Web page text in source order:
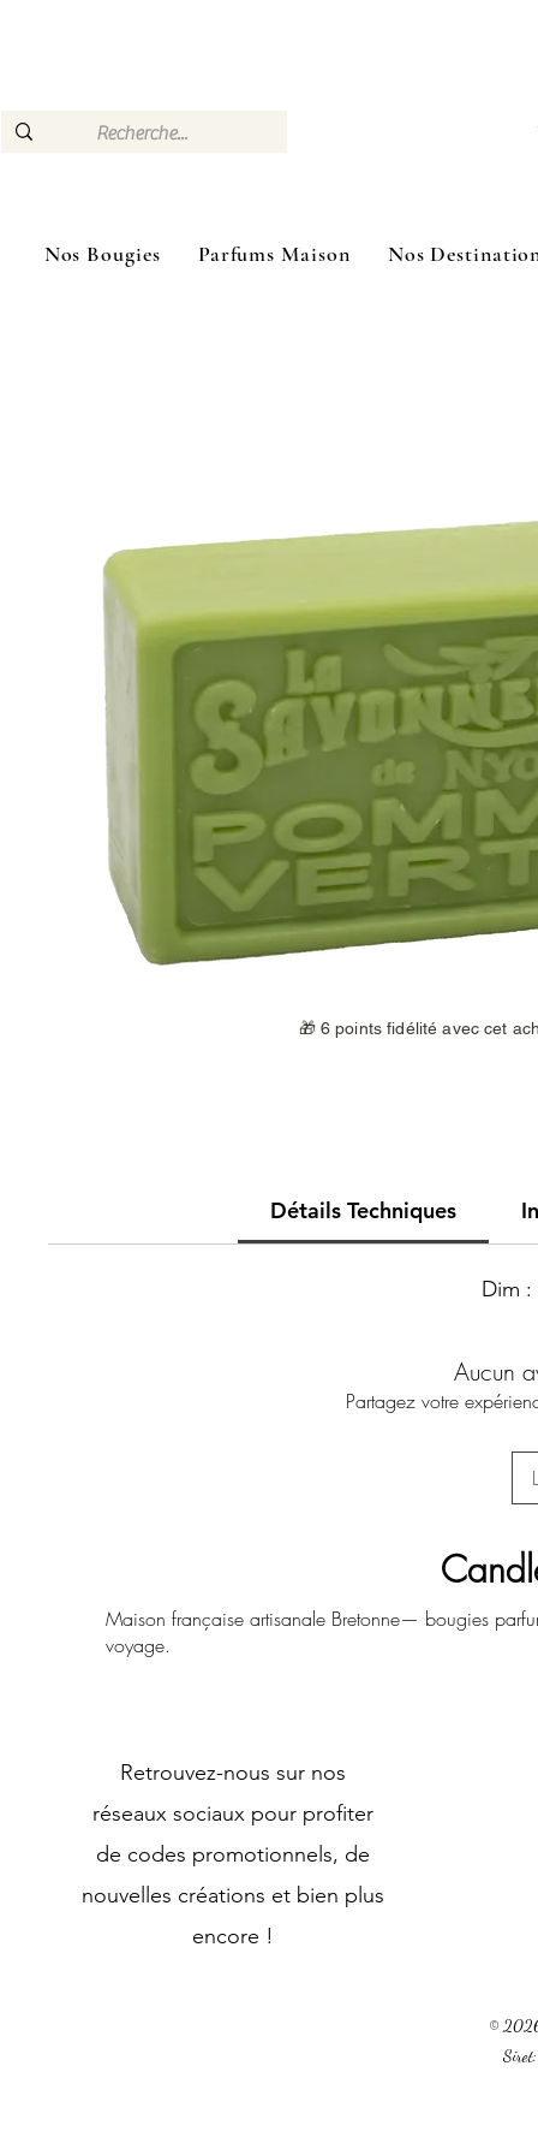
Nos Bougies Parfums Maison Nos
Détails Techniques
Dim :
Aucun
Partagez votre
🎁 6 points fidélité avec cet
Maison française artisanale Bretonne— bougies
voyage.
Retrouvez-nous sur nos
réseaux sociaux pour profiter
de codes promotionnels, de
nouvelles créations et bien plus
encore !
©